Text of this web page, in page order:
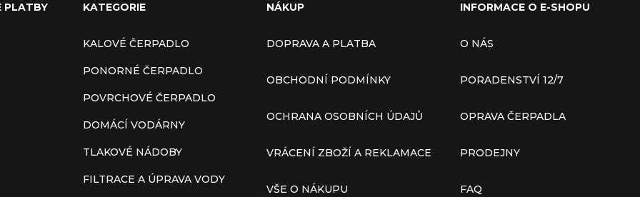
PLATBY KATEGORIE
KALOVÉ ČERPADLO
PONORNÉ ČERPADLO
POVRCHOVÉ ČERPADLO
DOMÁCÍ VODÁRNY
TLAKOVÉ NÁDOBY
FILTRACE A ÚPRAVA VODY
NÁKUP
DOPRAVA A PLATBA
OBCHODNÍ PODMÍNKY
OCHRANA OSOBNÍCH ÚDAJŮ
VRÁCENÍ ZBOŽÍ A REKLAMACE
VŠE O NÁKUPU
INFORMACE O E-SHOPU
O NÁS
PORADENSTVÍ 12/7
OPRAVA ČERPADLA
PRODEJNY
FAQ